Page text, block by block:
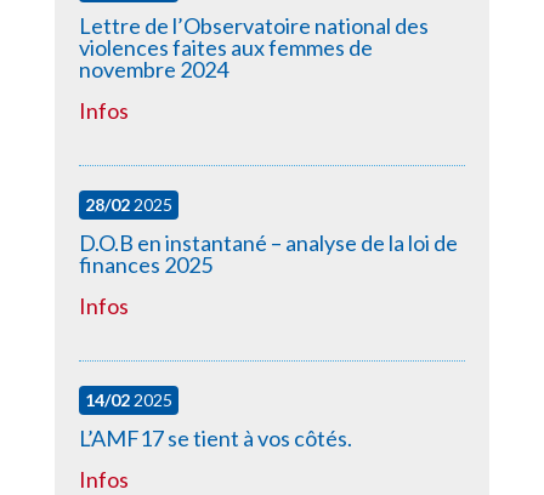
Lettre de l’Observatoire national des
violences faites aux femmes de
novembre 2024
Infos
28/022025
D.O.B en instantané – analyse de la loi de
finances 2025
Infos
14/022025
L’AMF17 se tient à vos côtés.
Infos